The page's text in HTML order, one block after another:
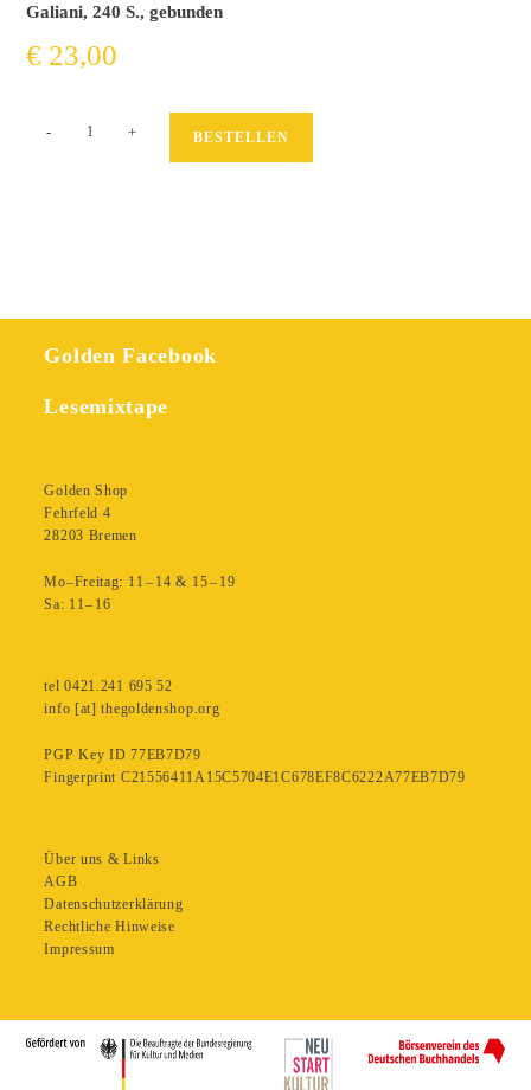
Galiani, 240 S., gebunden
€ 23,00
- + BESTELLEN
Golden Facebook
Lesemixtape
Golden Shop
Fehrfeld 4
28203 Bremen
Mo–Freitag: 11 – 14 & 15 – 19
Sa: 11– 16
tel 0421.241 695 52
info [at] thegoldenshop.org
PGP Key ID 77EB7D79
Fingerprint C21556411A15C5704E1C678EF8C6222A77EB7D79
Über uns & Links
AGB
Datenschutzerklärung
Rechtliche Hinweise
Impressum